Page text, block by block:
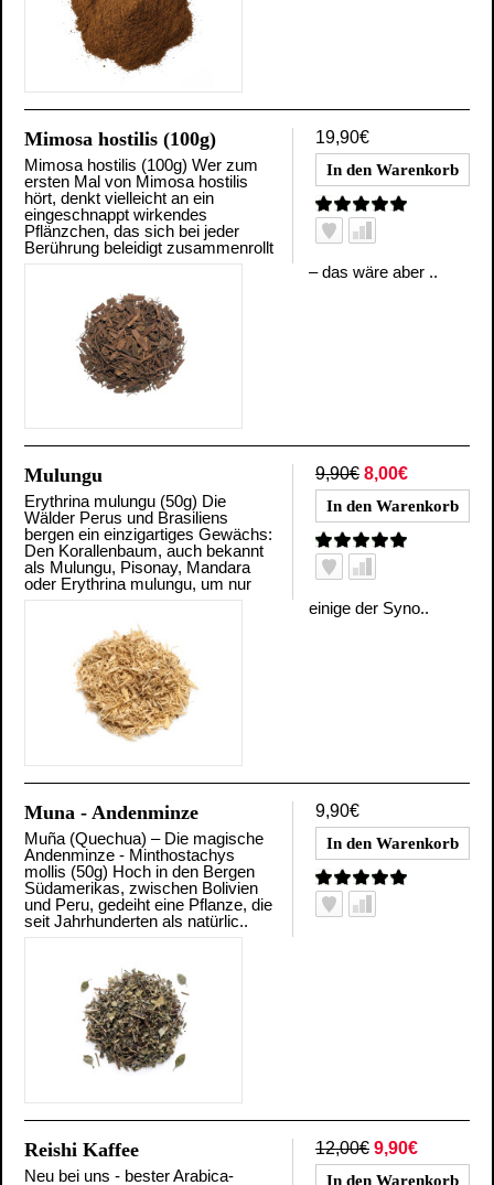
19,90€
Mimosa hostilis (100g)
Mimosa hostilis (100g) Wer zum
ersten Mal von Mimosa hostilis
hört, denkt vielleicht an ein
eingeschnappt wirkendes
Pflänzchen, das sich bei jeder
Berührung beleidigt zusammenrollt
– das wäre aber ..
9,90€ 8,00€
Mulungu
Erythrina mulungu (50g) Die
Wälder Perus und Brasiliens
bergen ein einzigartiges Gewächs:
Den Korallenbaum, auch bekannt
als Mulungu, Pisonay, Mandara
oder Erythrina mulungu, um nur
einige der Syno..
9,90€
Muna - Andenminze
Muña (Quechua) – Die magische
Andenminze - Minthostachys
mollis (50g) Hoch in den Bergen
Südamerikas, zwischen Bolivien
und Peru, gedeiht eine Pflanze, die
seit Jahrhunderten als natürlic..
12,00€ 9,90€
Reishi Kaffee
Neu bei uns - bester Arabica-